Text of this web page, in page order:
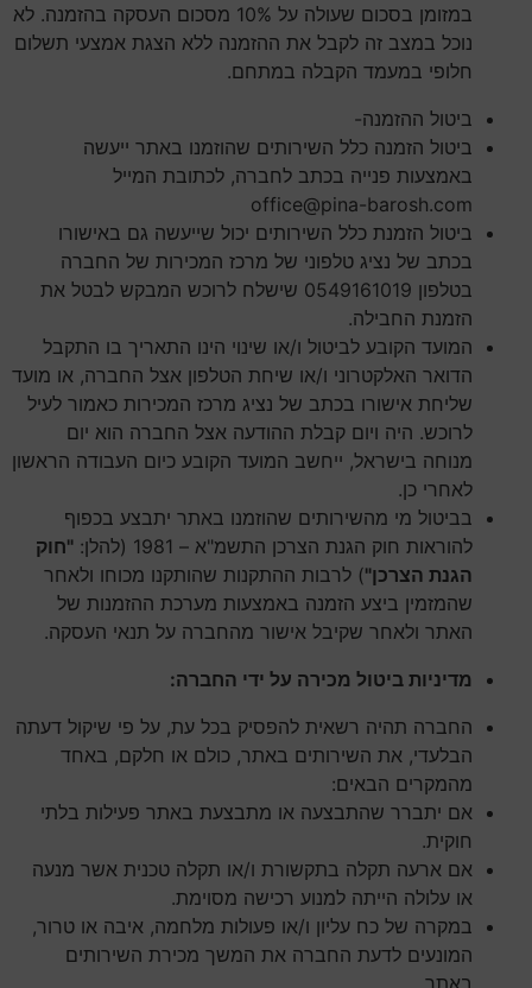
במזומן בסכום שעולה על 10% מסכום העסקה בהזמנה. לא
נוכל במצב זה לקבל את ההזמנה ללא הצגת אמצעי תשלום
חלופי במעמד הקבלה במתחם.
ביטול ההזמנה-
ביטול הזמנה כלל השירותים שהוזמנו באתר ייעשה
באמצעות פנייה בכתב לחברה, לכתובת המייל
office@pina-barosh.com
ביטול הזמנת כלל השירותים יכול שייעשה גם באישורו
בכתב של נציג טלפוני של מרכז המכירות של החברה
בטלפון 0549161019 שישלח לרוכש המבקש לבטל את
הזמנת החבילה.
המועד הקובע לביטול ו/או שינוי הינו התאריך בו התקבל
הדואר האלקטרוני ו/או שיחת הטלפון אצל החברה, או מועד
שליחת אישורו בכתב של נציג מרכז המכירות כאמור לעיל
לרוכש. היה ויום קבלת ההודעה אצל החברה הוא יום
מנוחה בישראל, ייחשב המועד הקובע כיום העבודה הראשון
לאחרי כן.
בביטול מי מהשירותים שהוזמנו באתר יתבצע בכפוף
להוראות חוק הגנת הצרכן התשמ"א – 1981 (להלן:
"חוק
הגנת הצרכן") לרבות ההתקנות שהותקנו מכוחו ולאחר
שהמזמין ביצע הזמנה באמצעות מערכת ההזמנות של
האתר ולאחר שקיבל אישור מהחברה על תנאי העסקה.
מדיניות ביטול מכירה על ידי החברה:
החברה תהיה רשאית להפסיק בכל עת, על פי שיקול דעתה
הבלעדי, את השירותים באתר, כולם או חלקם, באחד
מהמקרים הבאים:
אם יתברר שהתבצעה או מתבצעת באתר פעילות בלתי
חוקית.
אם ארעה תקלה בתקשורת ו/או תקלה טכנית אשר מנעה
או עלולה הייתה למנוע רכישה מסוימת.
במקרה של כח עליון ו/או פעולות מלחמה, איבה או טרור,
המונעים לדעת החברה את המשך מכירת השירותים
באתר.